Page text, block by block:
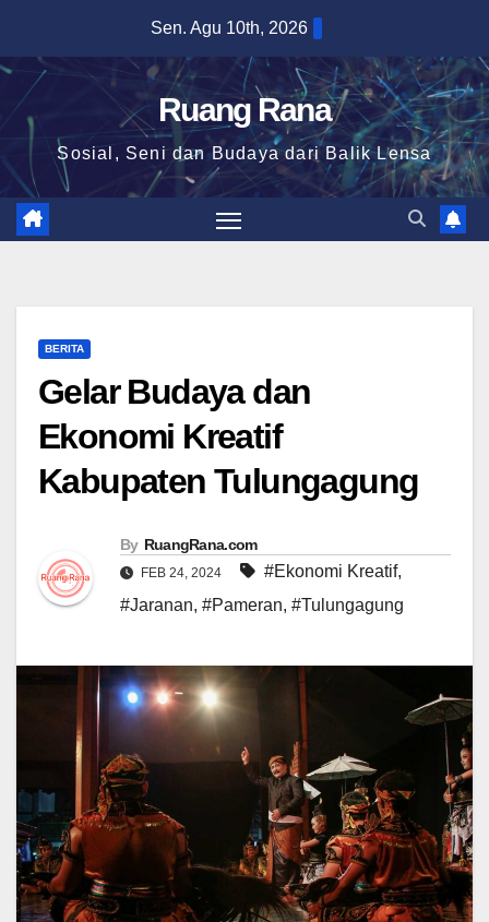
content
Sen. Agu 10th, 2026
Ruang Rana
Sosial, Seni dan Budaya dari Balik Lensa
BERITA
Gelar Budaya dan
Ekonomi Kreatif
Kabupaten Tulungagung
By RuangRana.com
FEB 24, 2024 #Ekonomi Kreatif,
#Jaranan, #Pameran, #Tulungagung